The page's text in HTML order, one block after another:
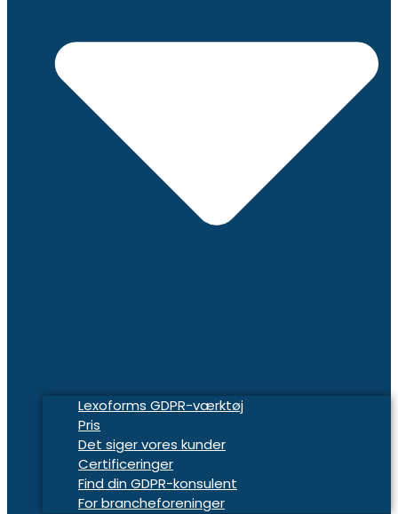
Lexoforms GDPR-værktøj
Pris
Det siger vores kunder
Certificeringer
Find din GDPR-konsulent
For brancheforeninger